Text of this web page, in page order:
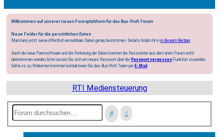
Willkommen auf unserer neuen Forenplattform für das Bus-Profi Forum
Neue Felder für die persönlichen Daten
Man kann jetzt seine öffentlich einsehbare Daten genau bestimmen. Details findet ihr inin diesem Beitrag.
Durch die neue Forensoftware und die Portierung der Daten konnten die Passwörter aus dem alten Forum nicht
übernommen werden, bitte lassen Sie sich ein neues Passwort über die Passwort vergessen Funktion zusenden.
Sollte es zu Problemen kommen kontaktieren Sie das Bus-Profi Team per E-Mail .
RTI Mediensteuerung